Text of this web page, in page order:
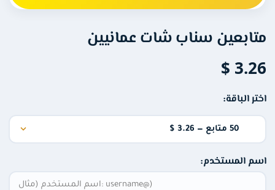
ديسكورد
الخدمات الشهرية
متابعين سناب شات عمانيين
3.26 $
اختر الباقة:
اسم المستخدم: